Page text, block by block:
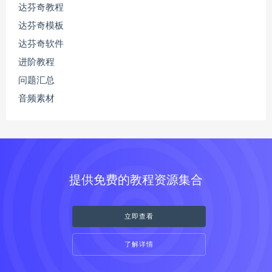
达芬奇教程
达芬奇模板
达芬奇软件
进阶教程
问题汇总
音频素材
提供免费的教程资源集合
立即查看
了解详情